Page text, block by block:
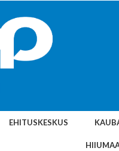
EHITUSKESKUS